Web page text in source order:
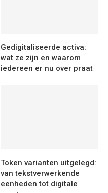
Gedigitaliseerde activa:
wat ze zijn en waarom
iedereen er nu over praat
Token varianten uitgelegd:
van tekstverwerkende
eenheden tot digitale